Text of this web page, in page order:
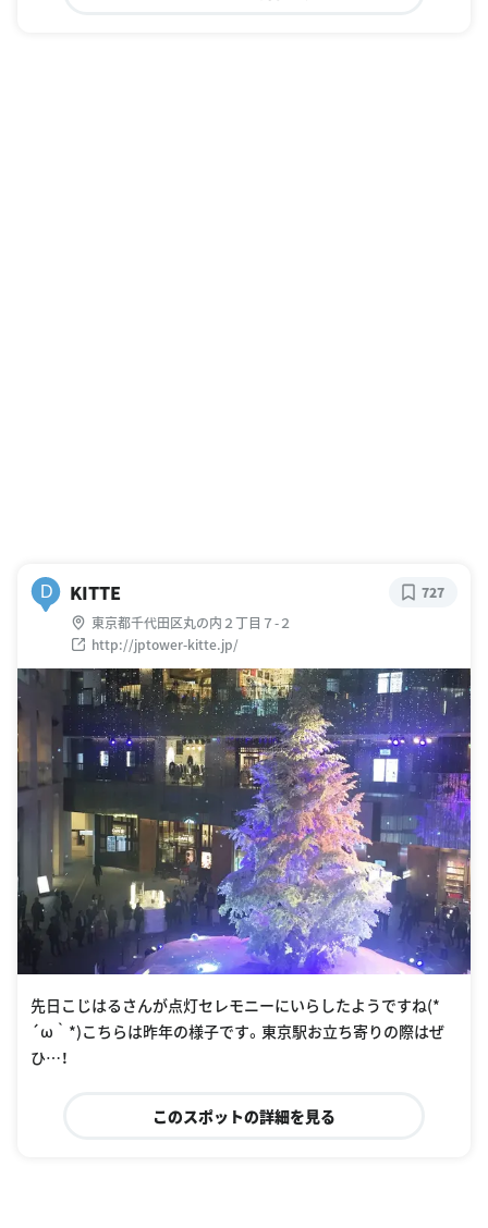
D KITTE
東京都千代田区丸の内２丁目７-２
http://jptower-kitte.jp/
727
先日こじはるさんが点灯セレモニーにいらしたようですね(*
´ω｀*)こちらは昨年の様子です。東京駅お立ち寄りの際はぜ
ひ…！
このスポットの詳細を見る